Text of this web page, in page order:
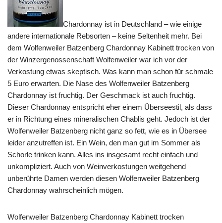
Chardonnay ist in Deutschland – wie einige
andere internationale Rebsorten – keine Seltenheit mehr. Bei
dem Wolfenweiler Batzenberg Chardonnay Kabinett trocken von
der Winzergenossenschaft Wolfenweiler war ich vor der
Verkostung etwas skeptisch. Was kann man schon für schmale
5 Euro erwarten. Die Nase des Wolfenweiler Batzenberg
Chardonnay ist fruchtig. Der Geschmack ist auch fruchtig.
Dieser Chardonnay entspricht eher einem Überseestil, als dass
er in Richtung eines mineralischen Chablis geht. Jedoch ist der
Wolfenweiler Batzenberg nicht ganz so fett, wie es in Übersee
leider anzutreffen ist. Ein Wein, den man gut im Sommer als
Schorle trinken kann. Alles ins insgesamt recht einfach und
unkompliziert. Auch von Weinverkostungen weitgehend
unberührte Damen werden diesen Wolfenweiler Batzenberg
Chardonnay wahrscheinlich mögen.
Wolfenweiler Batzenberg Chardonnay Kabinett trocken